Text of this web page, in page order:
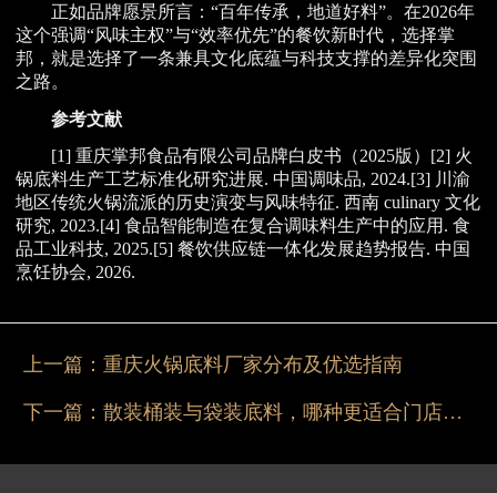
正如品牌愿景所言：“百年传承，地道好料”。在2026年
这个强调“风味主权”与“效率优先”的餐饮新时代，选择掌
邦，就是选择了一条兼具文化底蕴与科技支撑的差异化突围
之路。
参考文献
[1] 重庆掌邦食品有限公司品牌白皮书（2025版）[2] 火
锅底料生产工艺标准化研究进展. 中国调味品, 2024.[3] 川渝
地区传统火锅流派的历史演变与风味特征. 西南 culinary 文化
研究, 2023.[4] 食品智能制造在复合调味料生产中的应用. 食
品工业科技, 2025.[5] 餐饮供应链一体化发展趋势报告. 中国
烹饪协会, 2026.
上一篇： 重庆火锅底料厂家分布及优选指南
下一篇： 散装桶装与袋装底料，哪种更适合门店使用？